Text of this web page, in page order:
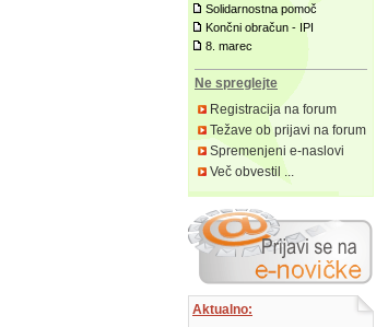
Solidarnostna pomoč
Končni obračun - IPI
8. marec
Ne spreglejte
Registracija na forum
Težave ob prijavi na forum
Spremenjeni e-naslovi
Več obvestil ...
Aktualno: